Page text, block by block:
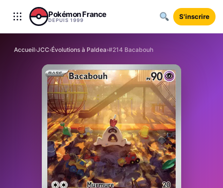
Aller au contenu
Pokémon France
DEPUIS 1999 S'inscrire
Accueil›JCC›Évolutions à Paldea›#214 Bacabouh